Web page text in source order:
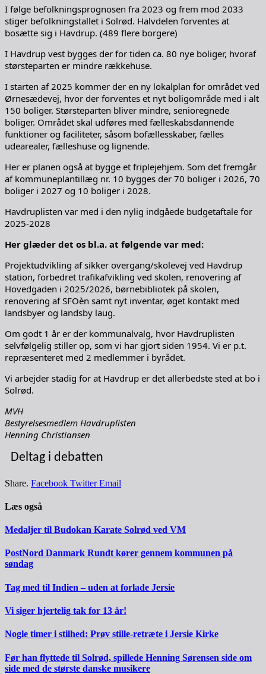
I følge befolkningsprognosen fra 2023 og frem mod 2033
stiger befolkningstallet i Solrød. Halvdelen forventes at
bosætte sig i Havdrup. (489 flere borgere)
I Havdrup vest bygges der for tiden ca. 80 nye boliger, hvoraf
størsteparten er mindre rækkehuse.
I starten af 2025 kommer der en ny lokalplan for området ved
Ørnesædevej, hvor der forventes et nyt boligområde med i alt
150 boliger. Størsteparten bliver mindre, senioregnede
boliger. Området skal udføres med fælleskabsdannende
funktioner og faciliteter, såsom bofællesskaber, fælles
udearealer, fælleshuse og lignende.
Her er planen også at bygge et friplejehjem. Som det fremgår
af kommuneplantillæg nr. 10 bygges der 70 boliger i 2026, 70
boliger i 2027 og 10 boliger i 2028.
Havdruplisten var med i den nylig indgåede budgetaftale for
2025-2028
Her glæder det os bl.a. at følgende var med:
Projektudvikling af sikker overgang/skolevej ved Havdrup
station, forbedret trafikafvikling ved skolen, renovering af
Hovedgaden i 2025/2026, børnebibliotek på skolen,
renovering af SFOèn samt nyt inventar, øget kontakt med
landsbyer og landsby laug.
Om godt 1 år er der kommunalvalg, hvor Havdruplisten
selvfølgelig stiller op, som vi har gjort siden 1954. Vi er p.t.
repræsenteret med 2 medlemmer i byrådet.
Vi arbejder stadig for at Havdrup er det allerbedste sted at bo i
Solrød.
MVH
Bestyrelsesmedlem Havdruplisten
Henning Christiansen
Deltag i debatten
Share. Facebook Twitter Email
Læs også
Medaljer til Budokan Karate Solrød ved VM
PostNord Danmark Rundt kører gennem kommunen på
søndag
Tag med til Indien – uden at forlade Jersie
Vi siger hjertelig tak for 13 år!
Nogle timer i stilhed: Prøv stille-retræte i Jersie Kirke
Før han flyttede til Solrød, spillede Henning Sørensen side om
side med de største danske musikere